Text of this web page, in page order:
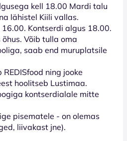
kell 18.00 Mardi talu
lähistel Kiili vallas.
Kontserdi algus 18.00.
Võib tulla oma
saab end muruplatsile
ning jooke
hoolitseb Lustimaa.
kontserdialale mitte
pisematele - on olemas
liivakast jne).